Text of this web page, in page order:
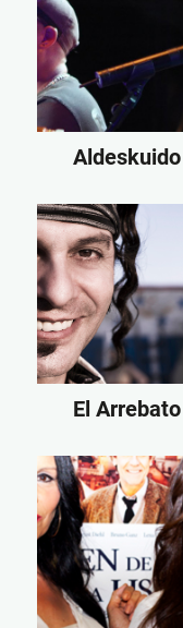
Aldeskuido
El Arrebato